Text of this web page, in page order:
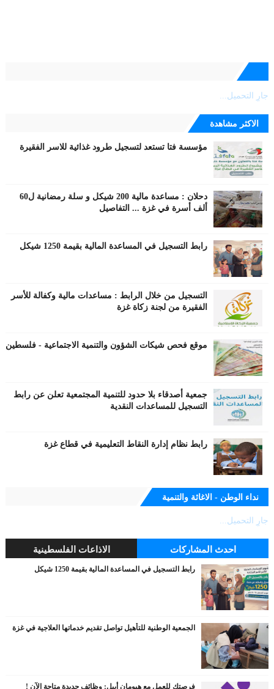
جارٍ التحميل...
الاكثر مشاهدة
مؤسسة فتا تستعد لتسجيل طرود غذائية للاسر الفقيرة
دحلان : مساعدة مالية 200 شيكل و سلة رمضانية ل60
ألف أسرة في غزة ... التفاصيل
رابط التسجيل في المساعدة المالية بقيمة 1250 شيكل
التسجيل من خلال الرابط : مساعدات مالية وكفالة للأسر
الفقيرة من لجنة زكاة غزة
موقع فحص شيكات الشؤون والتنمية الاجتماعية - فلسطين
جمعية أصدقاء بلا حدود للتنمية المجتمعية تعلن عن رابط
التسجيل للمساعدات النقدية
رابط نظام إدارة النقاط التعليمية في قطاع غزة
نداء الوطن - الاغاثة والتنمية
جارٍ التحميل...
احدث المشاركات الاذاعات الفلسطينية
رابط التسجيل في المساعدة المالية بقيمة 1250 شيكل
الجمعية الوطنية للتأهيل تواصل تقديم خدماتها العلاجية في غزة
فرصتك للعمل مع هيومان أبيل: وظائف جديدة متاحة الآن !